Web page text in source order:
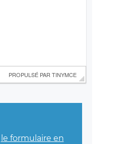
PROPULSÉ PAR TINYMCE
le formulaire en